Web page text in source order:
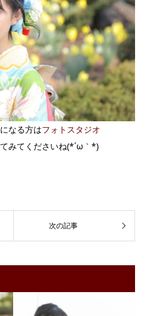
なる方はフォトスタジオ
みてくださいね(*´ω｀*)